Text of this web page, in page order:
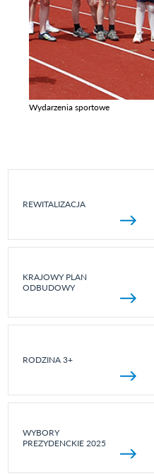
Wydarzenia sportowe
REWITALIZACJA
KRAJOWY PLAN
ODBUDOWY
RODZINA 3+
WYBORY
PREZYDENCKIE 2025